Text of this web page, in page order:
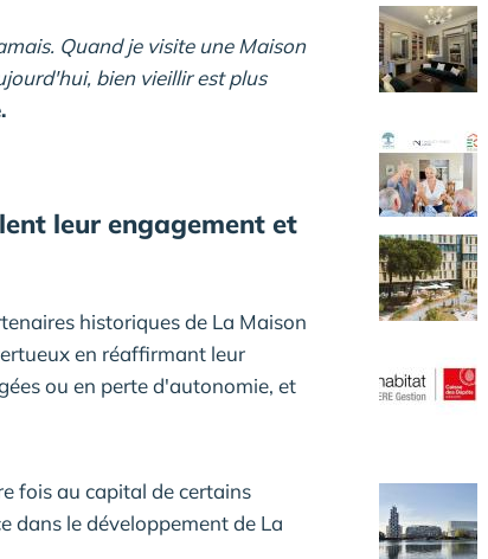
Quand je visite une Maison
bien vieillir est plus
leur engagement et
historiques de La Maison
en réaffirmant leur
ou en perte d'autonomie, et
fois au capital de certains
dans le développement de La